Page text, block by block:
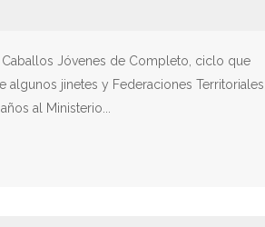
Jóvenes de Completo, ciclo que
algunos jinetes y Federaciones Territoriales,
al Ministerio...